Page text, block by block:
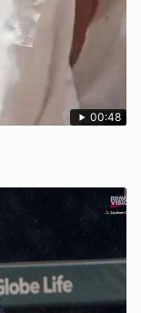
00:48